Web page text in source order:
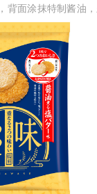
背面涂抹特制酱油